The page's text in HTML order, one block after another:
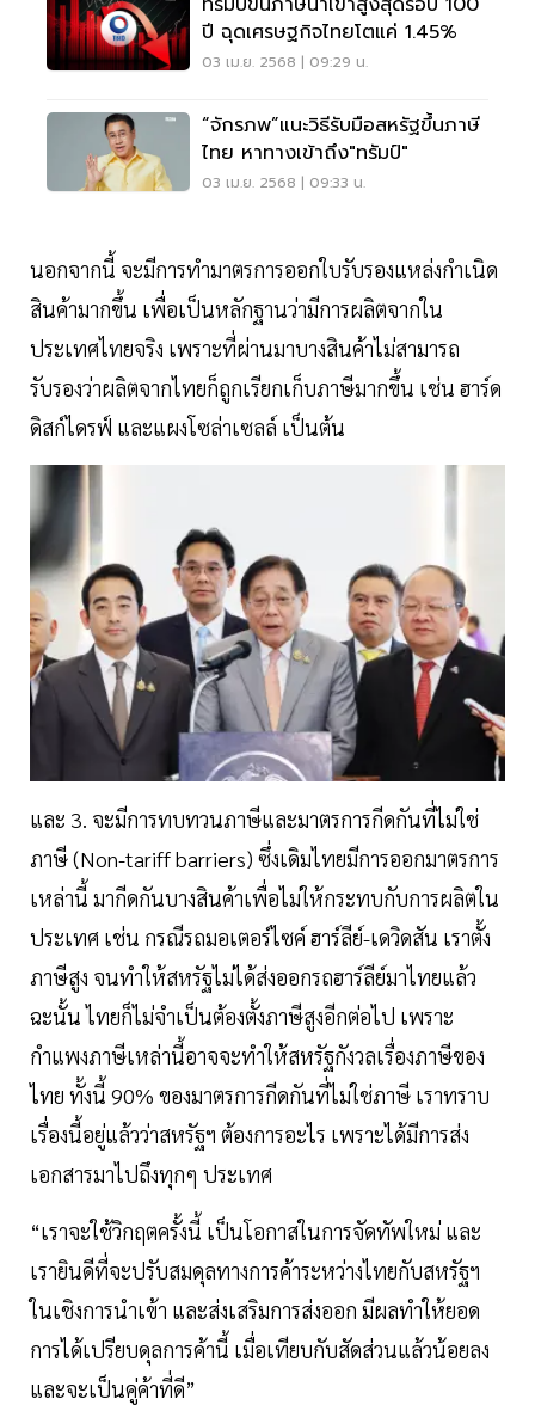
ปี ฉุดเศรษฐกิจไทยโตแค่ 1.45%
03 เม.ย. 2568 | 09:29 น.
“จักรภพ”แนะวิธีรับมือสหรัฐขึ้นภาษี
ไทย หาทางเข้าถึง"ทรัมป์"
03 เม.ย. 2568 | 09:33 น.
นอกจากนี้ จะมีการทำมาตรการออกใบรับรองแหล่งกำเนิด
สินค้ามากขึ้น เพื่อเป็นหลักฐานว่ามีการผลิตจากใน
ประเทศไทยจริง เพราะที่ผ่านมาบางสินค้าไม่สามารถ
รับรองว่าผลิตจากไทยก็ถูกเรียกเก็บภาษีมากขึ้น เช่น ฮาร์ด
ดิสก์ไดรฟ์ และแผงโซล่าเซลล์ เป็นต้น
และ 3. จะมีการทบทวนภาษีและมาตรการกีดกันที่ไม่ใช่
ภาษี (Non-tariff barriers) ซึ่งเดิมไทยมีการออกมาตรการ
เหล่านี้ มากีดกันบางสินค้าเพื่อไม่ให้กระทบกับการผลิตใน
ประเทศ เช่น กรณีรถมอเตอร์ไซค์ ฮาร์ลีย์-เดวิดสัน เราตั้ง
ภาษีสูง จนทำให้สหรัฐไม่ได้ส่งออกรถฮาร์ลีย์มาไทยแล้ว
ฉะนั้น ไทยก็ไม่จำเป็นต้องตั้งภาษีสูงอีกต่อไป เพราะ
กำแพงภาษีเหล่านี้อาจจะทำให้สหรัฐกังวลเรื่องภาษีของ
ไทย ทั้งนี้ 90% ของมาตรการกีดกันที่ไม่ใช่ภาษี เราทราบ
เรื่องนี้อยู่แล้วว่าสหรัฐฯ ต้องการอะไร เพราะได้มีการส่ง
เอกสารมาไปถึงทุกๆ ประเทศ
“เราจะใช้วิกฤตครั้งนี้ เป็นโอกาสในการจัดทัพใหม่ และ
เรายินดีที่จะปรับสมดุลทางการค้าระหว่างไทยกับสหรัฐฯ
ในเชิงการนำเข้า และส่งเสริมการส่งออก มีผลทำให้ยอด
การได้เปรียบดุลการค้านี้ เมื่อเทียบกับสัดส่วนแล้วน้อยลง
และจะเป็นคู่ค้าที่ดี”